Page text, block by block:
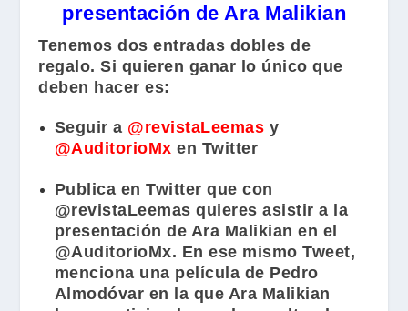
presentación de Ara Malikian
Tenemos dos entradas dobles de
regalo. Si quieren ganar lo único que
deben hacer es:
Seguir a @revistaLeemas y
@AuditorioMx en Twitter
Publica en Twitter que con
@revistaLeemas quieres asistir a la
presentación de Ara Malikian en el
@AuditorioMx. En ese mismo Tweet,
menciona una película de Pedro
Almodóvar en la que Ara Malikian